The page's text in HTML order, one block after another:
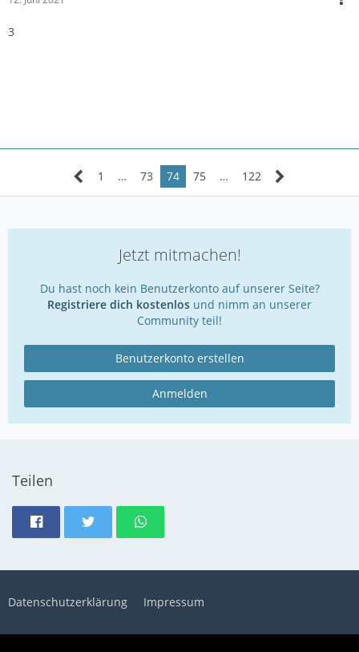
3
1 … 73 74 75 … 122
Jetzt mitmachen!
Du hast noch kein Benutzerkonto auf unserer Seite?
Registriere dich kostenlos und nimm an unserer
Community teil!
Benutzerkonto erstellen
Anmelden
Teilen
Datenschutzerklärung Impressum